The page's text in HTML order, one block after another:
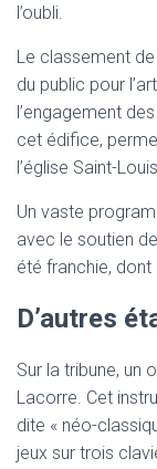
l’oubli.
Le classement de
du public pour
l’engagement
cet édifice,
l’église Saint-Louis.
Un vaste
avec le soutien
été franchie, dont
D’autres
Sur la tribune, un
Lacorre. Cet
dite « néo-
jeux sur trois